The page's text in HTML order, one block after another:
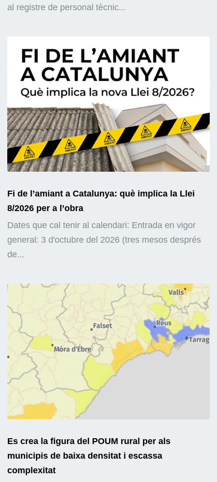
al registre de personal tècnic...
Fi de l’amiant a Catalunya: què implica la Llei
8/2026 per a l’obra
Dates que cal tenir al calendari: Entrada en vigor
general: 3 d'octubre del 2026 (tres mesos després
de...
Es crea la figura del POUM rural per als
municipis de baixa densitat i escassa
complexitat